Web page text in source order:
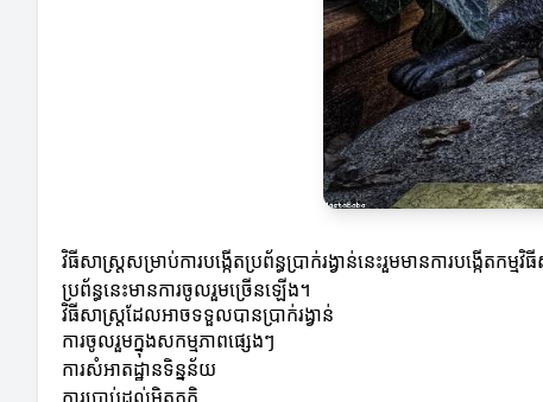
វិធីសាស្ត្រសម្រាប់ការបង្កើតប្រព័ន្ធប្រាក់រង្វាន់នេះរួមមានការបង្កើ
ប្រព័ន្ធនេះមានការចូលរួមច្រើនឡើង។
វិធីសាស្ត្រដែលអាចទទួលបានប្រាក់រង្វាន់
ការចូលរួមក្នុងសកម្មភាពផ្សេងៗ
ការសំអាតដ្ឋានទិន្នន័យ